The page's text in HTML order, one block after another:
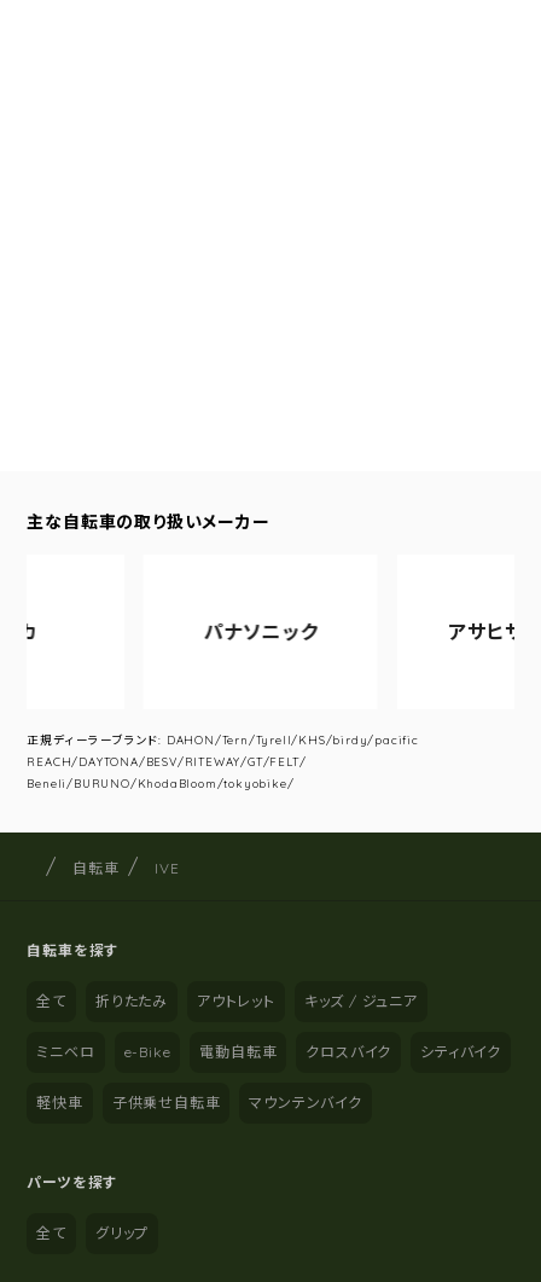
主な自転車の取り扱いメーカー
パナソニック アサヒサイクル
正規ディーラーブランド: DAHON/Tern/Tyrell/KHS/birdy/pacific
REACH/DAYTONA/BESV/RITEWAY/GT/FELT/
Beneli/BURUNO/KhodaBloom/tokyobike/
サイト内の現在地
サイクルショップナカゴヤ
自転車 IVE
自転車を探す
全て 折りたたみ アウトレット キッズ / ジュニア
ミニベロ e-Bike 電動自転車 クロスバイク シティバイク
軽快車 子供乗せ自転車 マウンテンバイク
パーツを探す
全て グリップ